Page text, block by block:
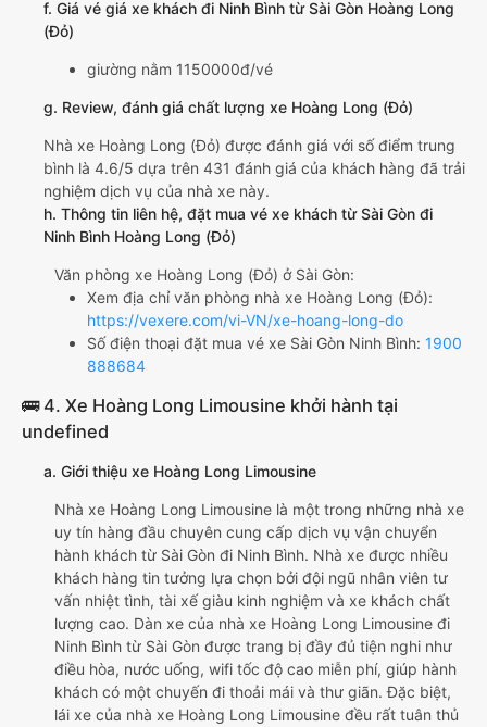
f. Giá vé giá xe khách đi Ninh Bình từ Sài Gòn Hoàng Long
(Đỏ)
giường nằm 1150000đ/vé
g. Review, đánh giá chất lượng xe Hoàng Long (Đỏ)
Nhà xe Hoàng Long (Đỏ) được đánh giá với số điểm trung
bình là 4.6/5 dựa trên 431 đánh giá của khách hàng đã trải
nghiệm dịch vụ của nhà xe này.
h. Thông tin liên hệ, đặt mua vé xe khách từ Sài Gòn đi
Ninh Bình Hoàng Long (Đỏ)
Văn phòng xe Hoàng Long (Đỏ) ở Sài Gòn:
Xem địa chỉ văn phòng nhà xe Hoàng Long (Đỏ):
https://vexere.com/vi-VN/xe-hoang-long-do
Số điện thoại đặt mua vé xe Sài Gòn Ninh Bình: 1900
888684
🚌 4. Xe Hoàng Long Limousine khởi hành tại
undefined
a. Giới thiệu xe Hoàng Long Limousine
Nhà xe Hoàng Long Limousine là một trong những nhà xe
uy tín hàng đầu chuyên cung cấp dịch vụ vận chuyển
hành khách từ Sài Gòn đi Ninh Bình. Nhà xe được nhiều
khách hàng tin tưởng lựa chọn bởi đội ngũ nhân viên tư
vấn nhiệt tình, tài xế giàu kinh nghiệm và xe khách chất
lượng cao. Dàn xe của nhà xe Hoàng Long Limousine đi
Ninh Bình từ Sài Gòn được trang bị đầy đủ tiện nghi như
điều hòa, nước uống, wifi tốc độ cao miễn phí, giúp hành
khách có một chuyến đi thoải mái và thư giãn. Đặc biệt,
lái xe của nhà xe Hoàng Long Limousine đều rất tuân thủ